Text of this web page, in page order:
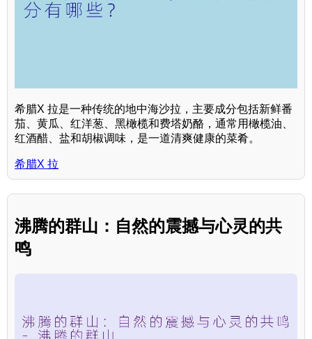
希腊X 拉是一种传统的地中海沙拉，主要成分包括新鲜番
茄、黄瓜、红洋葱、黑橄榄和费塔奶酪，通常用橄榄油、
红酒醋、盐和胡椒调味，是一道清爽健康的菜肴。
希腊X 拉
沸腾的群山：自然的震撼与心灵的共
鸣